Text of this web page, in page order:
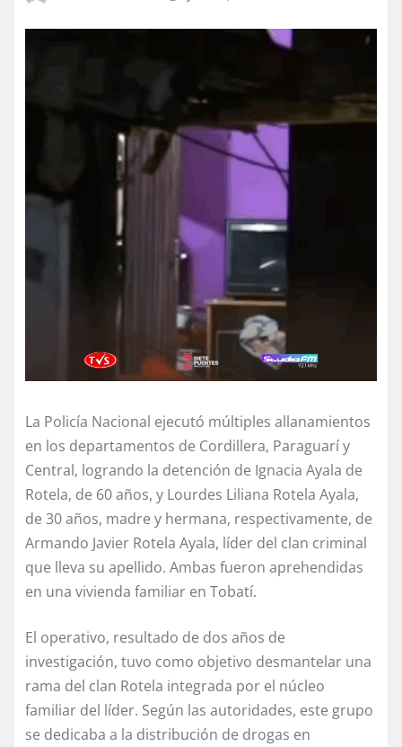
La Policía Nacional ejecutó múltiples allanamientos
en los departamentos de Cordillera, Paraguarí y
Central, logrando la detención de Ignacia Ayala de
Rotela, de 60 años, y Lourdes Liliana Rotela Ayala,
de 30 años, madre y hermana, respectivamente, de
Armando Javier Rotela Ayala, líder del clan criminal
que lleva su apellido. Ambas fueron aprehendidas
en una vivienda familiar en Tobatí.
El operativo, resultado de dos años de
investigación, tuvo como objetivo desmantelar una
rama del clan Rotela integrada por el núcleo
familiar del líder. Según las autoridades, este grupo
se dedicaba a la distribución de drogas en